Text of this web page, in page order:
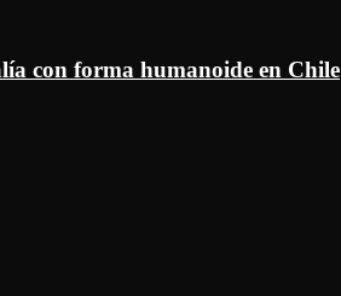
con forma humanoide en Chile